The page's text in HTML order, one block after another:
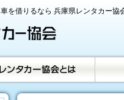
を借りるなら 兵庫県レンタカー協